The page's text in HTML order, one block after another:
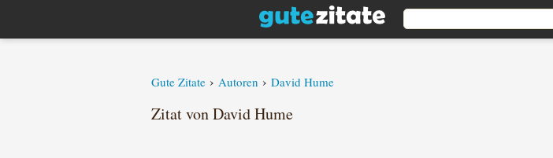
Gute Zitate › Autoren › David Hume
Zitat von David Hume